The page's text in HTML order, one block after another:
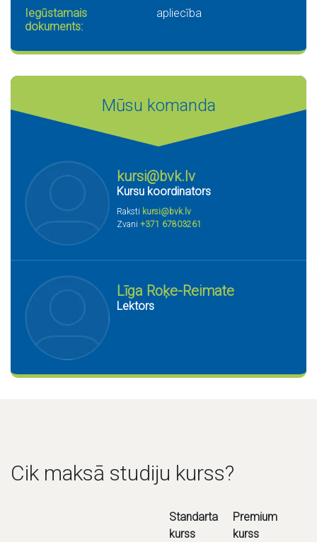
Iegūstamais
dokuments:
apliecība
Mūsu komanda
kursi@bvk.lv
Kursu koordinators
Raksti kursi@bvk.lv
Zvani +371 67803261
Līga Roķe-Reimate
Lektors
Cik maksā studiju kurss?
Standarta
kurss
Premium
kurss